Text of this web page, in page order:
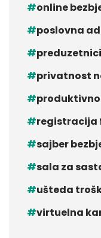
online
poslovna
preduzetnici
privatnost
registracija
sajber
sala za
ušteda
virtuelna